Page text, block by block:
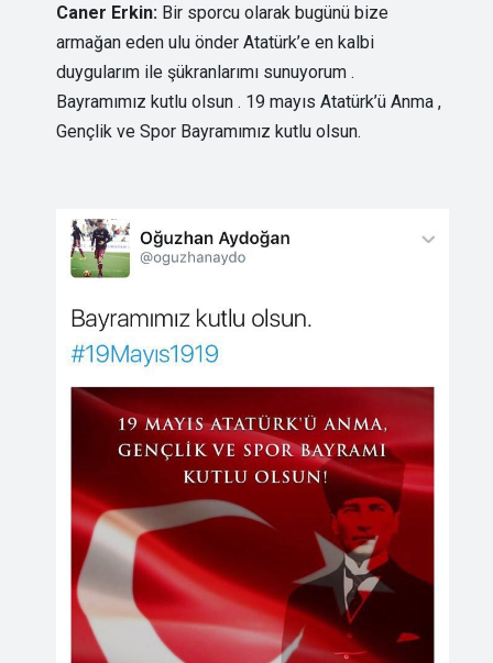
Caner Erkin: Bir sporcu olarak bugünü bize
armağan eden ulu önder Atatürk’e en kalbi
duygularım ile şükranlarımı sunuyorum .
Bayramımız kutlu olsun . ‬19 mayıs Atatürk’ü Anma ,
Gençlik ve Spor Bayramımız kutlu olsun.